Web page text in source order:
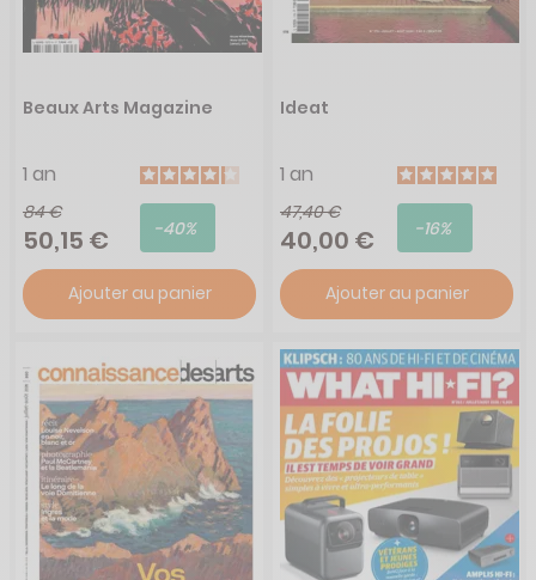
Beaux Arts Magazine
1 an
84 €
50,15 € -40%
Ajouter au panier
Ideat
1 an
47,40 €
40,00 € -16%
Ajouter au panier